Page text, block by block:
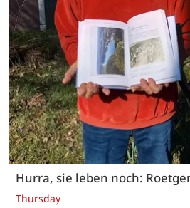
Hurra, sie leben noch:
Thursday